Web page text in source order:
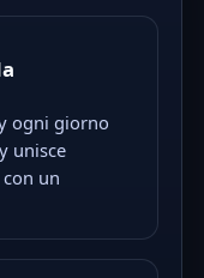
ogni giorno
unisce
un